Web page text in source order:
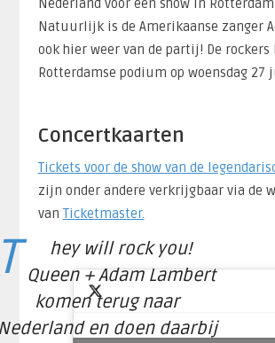
Nederland voor een show in Rotterdam
Natuurlijk is de Amerikaanse zanger
ook hier weer van de partij! De rockers
Rotterdamse podium op woensdag 27
Concertkaarten
Tickets voor de show van de
zijn onder andere verkrijgbaar via de
vanTicketmaster.
hey will rock you!
Queen + Adam Lambert
komen terug naar
en doen daarbij